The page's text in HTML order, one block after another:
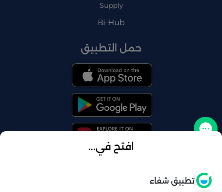
افتح في...
تطبيق شفاء
Supply
Bi-Hub
حمل التطبيق
© 2026 شفاء . كل الحقوق محفوظة
تواصل معنا